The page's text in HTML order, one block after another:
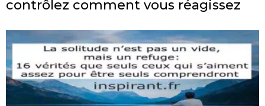
contrôlez comment vous réagissez